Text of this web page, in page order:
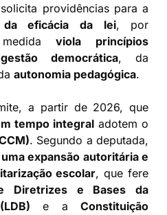
providências para a
da eficácia da lei, por
viola princípios
gestão democrática, da
autonomia pedagógica.
a partir de 2026, que
tempo integral adotem o
. Segundo a deputada,
expansão autoritária e
escolar, que fere
Diretrizes e Bases da
e aConstituição